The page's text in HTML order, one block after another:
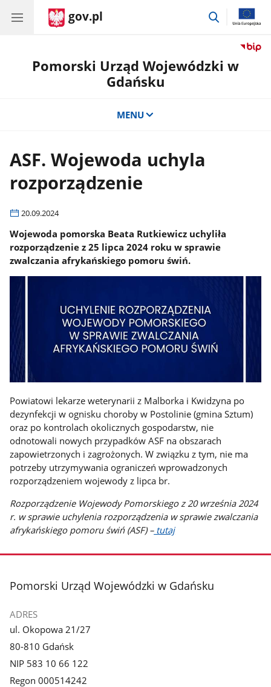
gov.pl
przejdź
Pomorski Urząd Wojewódzki w
Gdańsku
MENU
ASF. Wojewoda uchyla
rozporządzenie
20.09.2024
Wojewoda pomorska Beata Rutkiewicz uchyliła
rozporządzenie z 25 lipca 2024 roku w sprawie
zwalczania afrykańskiego pomoru świń.
Powiatowi lekarze weterynarii z Malborka i Kwidzyna po
dezynfekcji w ognisku choroby w Postolinie (gmina Sztum)
oraz po kontrolach okolicznych gospodarstw, nie
odnotowali nowych przypadków ASF na obszarach
zapowietrzonych i zagrożonych. W związku z tym, nie ma
potrzeby utrzymywania ograniczeń wprowadzonych
rozporządzeniem wojewody z lipca br.
Rozporządzenie Wojewody Pomorskiego z 20 września 2024
r. w sprawie uchylenia rozporządzenia w sprawie zwalczania
afrykańskiego pomoru świń (ASF) –tutaj
stopka
Pomorski Urząd Wojewódzki w Gdańsku
ADRES
ul. Okopowa 21/27
80-810 Gdańsk
NIP 583 10 66 122
Regon 000514242